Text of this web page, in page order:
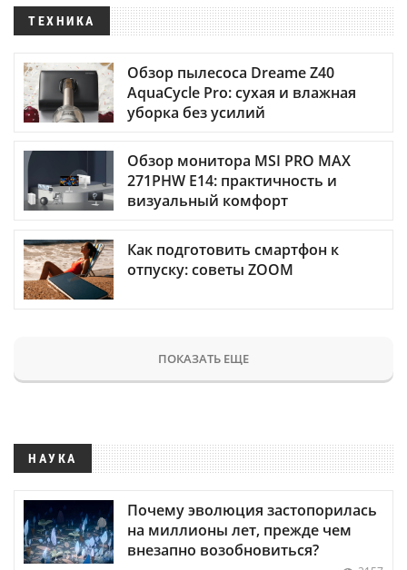
ТЕХНИКА
Обзор пылесоса Dreame Z40
AquaCycle Pro: сухая и влажная
уборка без усилий
Обзор монитора MSI PRO MAX
271PHW E14: практичность и
визуальный комфорт
Как подготовить смартфон к
отпуску: советы ZOOM
ПОКАЗАТЬ ЕЩЕ
НАУКА
Почему эволюция застопорилась
на миллионы лет, прежде чем
внезапно возобновиться?